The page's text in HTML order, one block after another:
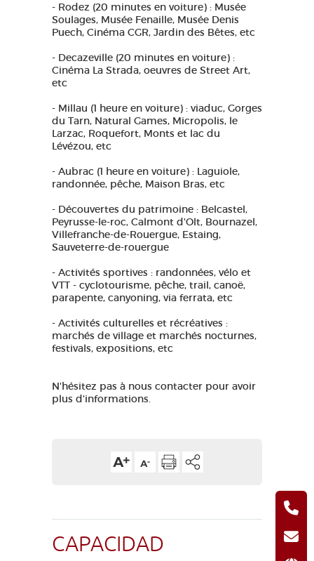
- Rodez (20 minutes en voiture) : Musée
Soulages, Musée Fenaille, Musée Denis
Puech, Cinéma CGR, Jardin des Bêtes, etc
- Decazeville (20 minutes en voiture) :
Cinéma La Strada, oeuvres de Street Art,
etc
- Millau (1 heure en voiture) : viaduc, Gorges
du Tarn, Natural Games, Micropolis, le
Larzac, Roquefort, Monts et lac du
Lévézou, etc
- Aubrac (1 heure en voiture) : Laguiole,
randonnée, pêche, Maison Bras, etc
- Découvertes du patrimoine : Belcastel,
Peyrusse-le-roc, Calmont d'Olt, Bournazel,
Villefranche-de-Rouergue, Estaing,
Sauveterre-de-rouergue
- Activités sportives : randonnées, vélo et
VTT - cyclotourisme, pêche, trail, canoë,
parapente, canyoning, via ferrata, etc
- Activités culturelles et récréatives :
marchés de village et marchés nocturnes,
festivals, expositions, etc
N'hésitez pas à nous contacter pour avoir
plus d'informations.
CAPACIDAD